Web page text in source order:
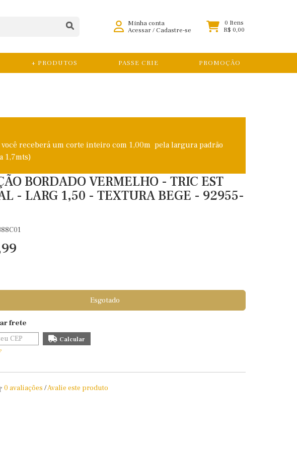
Minha conta
Acessar/Cadastre-se
0 Itens
R$ 0,00
+ PRODUTOS PASSE CRIE PROMOÇÃO
receberá um corte inteiro com 1,00m pela largura padrão
1,7mts)
BORDADO VERMELHO - TRIC EST
- LARG 1,50 - TEXTURA BEGE - 92955-
Esgotado
frete
0 avaliações /Avalie este produto